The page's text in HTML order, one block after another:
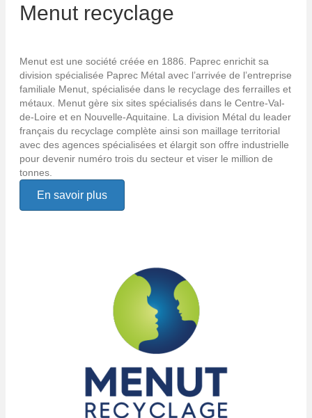
Menut recyclage
Menut est une société créée en 1886. Paprec enrichit sa
division spécialisée Paprec Métal avec l’arrivée de l’entreprise
familiale Menut, spécialisée dans le recyclage des ferrailles et
métaux. Menut gère six sites spécialisés dans le Centre-Val-
de-Loire et en Nouvelle-Aquitaine. La division Métal du leader
français du recyclage complète ainsi son maillage territorial
avec des agences spécialisées et élargit son offre industrielle
pour devenir numéro trois du secteur et viser le million de
tonnes.
En savoir plus